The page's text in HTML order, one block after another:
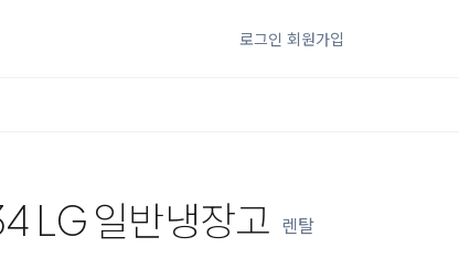
로그인 회원가입
LG 일반냉장고 렌탈